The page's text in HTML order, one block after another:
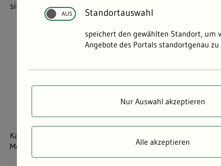
sind absolut unbedenklich.
© ©
Kartenansicht der Radioaktivitäts-Messstellen und -
Messwerte in Deutschland (Stand: 6.8.2024)
Standortauswahl
speichert den gewählten Standort, um
Angebote des Portals standortgenau
Nur Auswahl akzeptieren
Alle akzeptieren